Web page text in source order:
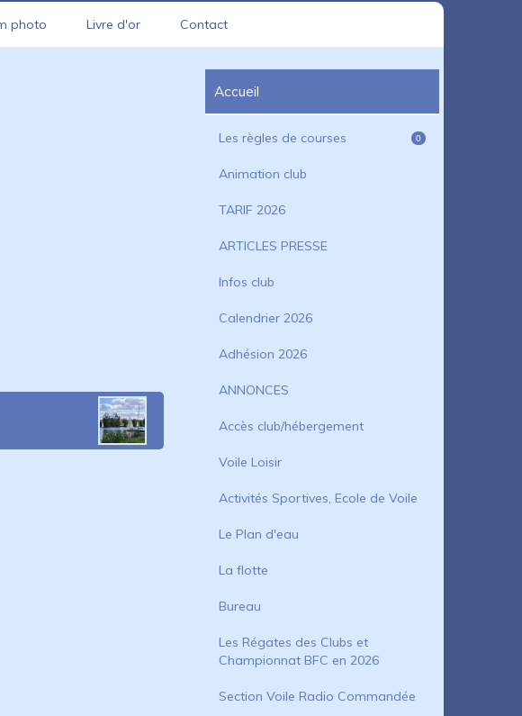
photo Livre d'or Contact
Accueil
Les règles de courses 0
Animation club
TARIF 2026
ARTICLES PRESSE
Infos club
Calendrier 2026
Adhésion 2026
ANNONCES
Accès club/hébergement
Voile Loisir
Activités Sportives, Ecole de Voile
Le Plan d'eau
La flotte
Bureau
Les Régates des Clubs et
Championnat BFC en 2026
Section Voile Radio Commandée